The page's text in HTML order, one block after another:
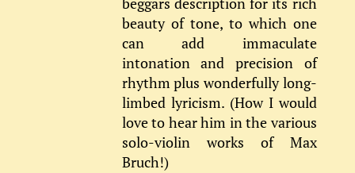
beggars description for its rich
beauty of tone, to which one
can add immaculate
intonation and precision of
rhythm plus wonderfully long-
limbed lyricism. (How I would
love to hear him in the various
solo-violin works of Max
Bruch!)